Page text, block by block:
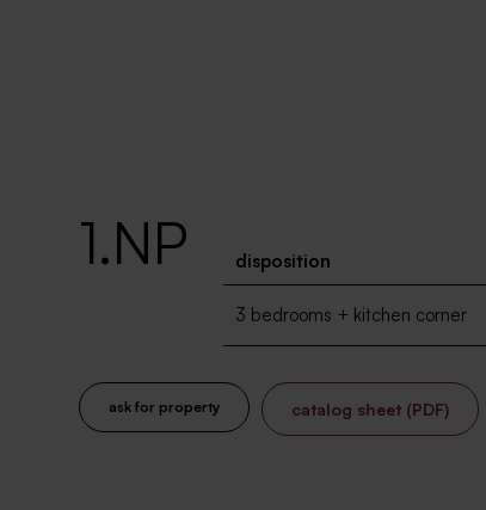
1.NP disposition
3 bedrooms + kitchen corner
ask for property catalog sheet (PDF)